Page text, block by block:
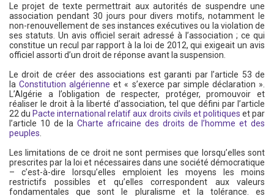
Le projet de texte permettrait aux autorités de suspendre une
association pendant 30 jours pour divers motifs, notamment le
non-renouvellement de ses instances exécutives ou la violation de
ses statuts. Un avis officiel serait adressé à l’association ; ce qui
constitue un recul par rapport à la loi de 2012, qui exigeait un avis
officiel assorti d’un droit de réponse avant la suspension.
Le droit de créer des associations est garanti par l’article 53 de
laConstitution algérienne et « s’exerce par simple déclaration ».
L’Algérie a l’obligation de respecter, protéger, promouvoir et
réaliser le droit à la liberté d’association, tel que défini par l’article
22 du Pacte international relatif aux droits civils et politiques et par
l’article 10 de laCharte africaine des droits de l’homme et des
peuples
Les limitations de ce droit ne sont permises que lorsqu’elles sont
prescrites par la loi et nécessaires dans une société démocratique
– c’est-à-dire lorsqu’elles emploient les moyens les moins
restrictifs possibles et qu’elles correspondent aux valeurs
fondamentales que sont le pluralisme et la tolérance. es